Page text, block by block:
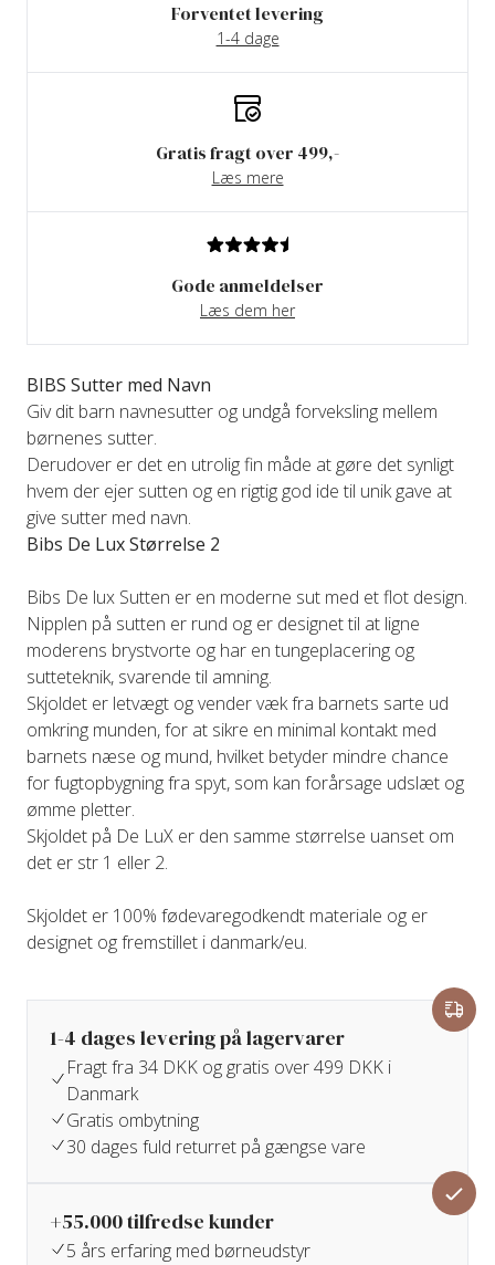
Forventet levering
1-4 dage
Gratis fragt over 499,-
Læs mere
Gode anmeldelser
Læs dem her
BIBS Sutter med Navn
Giv dit barn navnesutter og undgå forveksling mellem
børnenes sutter.
Derudover er det en utrolig fin måde at gøre det synligt
hvem der ejer sutten og en rigtig god ide til unik gave at
give sutter med navn.
Bibs De Lux Størrelse 2
Bibs De lux Sutten er en moderne sut med et flot design.
Nipplen på sutten er rund og er designet til at ligne
moderens brystvorte og har en tungeplacering og
sutteteknik, svarende til amning.
Skjoldet er letvægt og vender væk fra barnets sarte ud
omkring munden, for at sikre en minimal kontakt med
barnets næse og mund, hvilket betyder mindre chance
for fugtopbygning fra spyt, som kan forårsage udslæt og
ømme pletter.
Skjoldet på De LuX er den samme størrelse uanset om
det er str 1 eller 2.
Skjoldet er 100% fødevaregodkendt materiale og er
designet og fremstillet i danmark/eu.
1-4 dages levering på lagervarer
Fragt fra 34 DKK og gratis over 499 DKK i
Danmark
Gratis ombytning
30 dages fuld returret på gængse vare
+55.000 tilfredse kunder
5 års erfaring med børneudstyr